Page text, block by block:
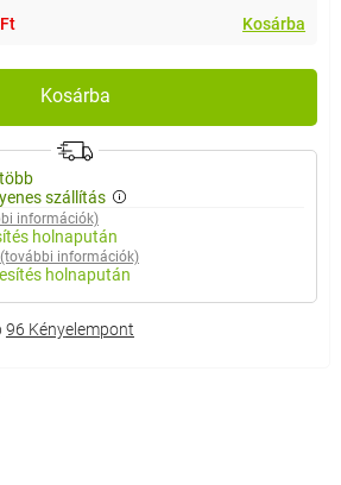
Kosárba
Kosárba
szállítás
információk)
holnapután
(további információk)
holnapután
96 Kényelempont